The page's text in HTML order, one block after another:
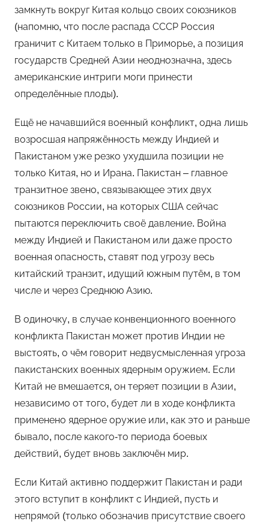
замкнуть вокруг Китая кольцо своих союзников
(напомню, что после распада СССР Россия
граничит с Китаем только в Приморье, а позиция
государств Средней Азии неоднозначна, здесь
американские интриги моги принести
определённые плоды).
Ещё не начавшийся военный конфликт, одна лишь
возросшая напряжённость между Индией и
Пакистаном уже резко ухудшила позиции не
только Китая, но и Ирана. Пакистан – главное
транзитное звено, связывающее этих двух
союзников России, на которых США сейчас
пытаются переключить своё давление. Война
между Индией и Пакистаном или даже просто
военная опасность, ставят под угрозу весь
китайский транзит, идущий южным путём, в том
числе и через Среднюю Азию.
В одиночку, в случае конвенционного военного
конфликта Пакистан может против Индии не
выстоять, о чём говорит недвусмысленная угроза
пакистанских военных ядерным оружием. Если
Китай не вмешается, он теряет позиции в Азии,
независимо от того, будет ли в ходе конфликта
применено ядерное оружие или, как это и раньше
бывало, после какого-то периода боевых
действий, будет вновь заключён мир.
Если Китай активно поддержит Пакистан и ради
этого вступит в конфликт с Индией, пусть и
непрямой (только обозначив присутствие своего